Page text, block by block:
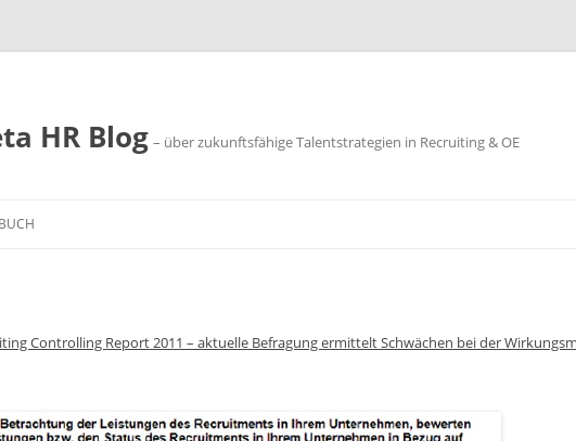
HR Blog – über zukunftsfähige Talentstrategien in Recruiting & OE
BUCH
Controlling Report 2011 – aktuelle Befragung ermittelt Schwächen bei der